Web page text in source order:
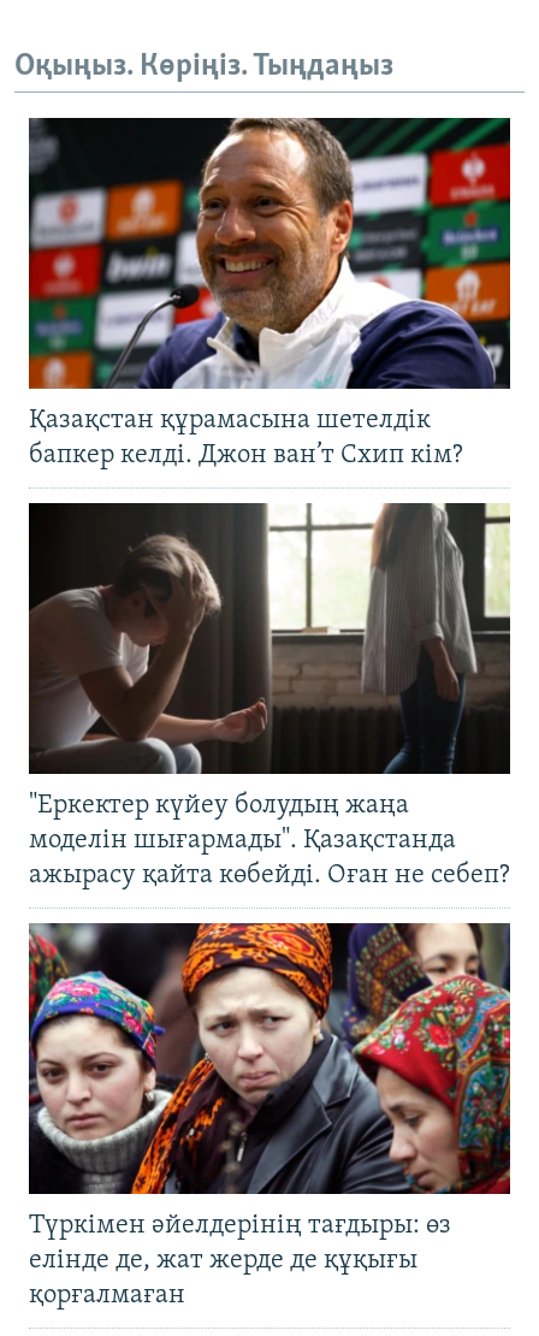
Оқыңыз. Көріңіз. Тыңдаңыз
Қазақстан құрамасына шетелдік
бапкер келді. Джон ван’т Схип кім?
"Еркектер күйеу болудың жаңа
моделін шығармады". Қазақстанда
ажырасу қайта көбейді. Оған не себеп?
Түркімен әйелдерінің тағдыры: өз
елінде де, жат жерде де құқығы
қорғалмаған